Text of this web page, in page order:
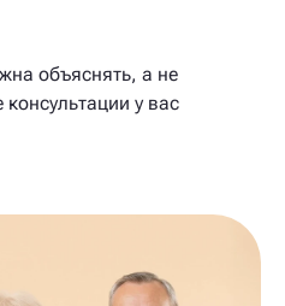
объяснять, а не
у вас